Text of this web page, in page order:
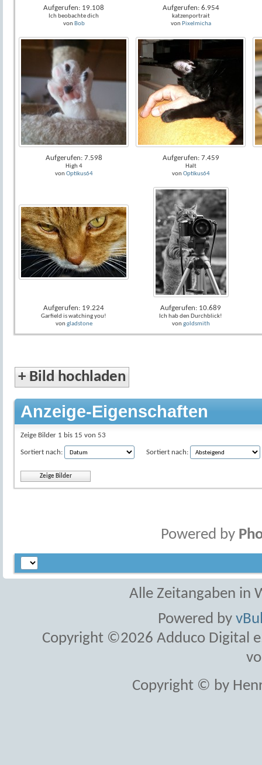
Aufgerufen: 19.108
Ich beobachte dich
von Bob
Aufgerufen: 6.954
katzenportrait
von Pixelmicha
Aufgerufen: 7.598
High 4
von Optikus64
Aufgerufen: 7.459
Halt
von Optikus64
Aufgerufen: 19.224
Garfield is watching you!
von gladstone
Aufgerufen: 10.689
Ich hab den Durchblick!
von goldsmith
+ Bild hochladen
Anzeige-Eigenschaften
Zeige Bilder 1 bis 15 von 53
Sortiert nach: Sortiert nach:
Powered by
Alle Zeitangaben in
Powered by
Copyright ©2026 Adduco Digital
Copyright © by